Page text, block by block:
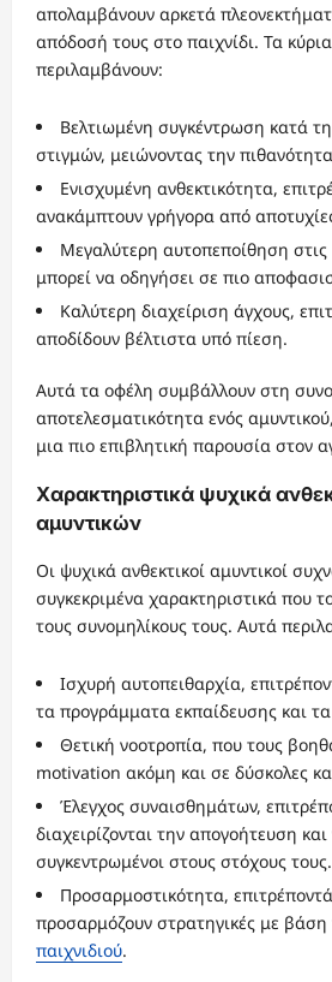
απολαμβάνουν αρκετά
απόδοσή τους στο παιχνίδι. Τα
περιλαμβάνουν:
Βελτιωμένη συγκέντρωση κατά
στιγμών, μειώνοντας την
Ενισχυμένη ανθεκτικότητα,
ανακάμπτουν γρήγορα από
Μεγαλύτερη αυτοπεποίθηση στις
μπορεί να οδηγήσει σε πιο
Καλύτερη διαχείριση άγχους,
αποδίδουν βέλτιστα υπό πίεση.
Αυτά τα οφέλη συμβάλλουν στη
αποτελεσματικότητα ενός
μια πιο επιβλητική παρουσία στον
Χαρακτηριστικά ψυχικά
αμυντικών
Οι ψυχικά ανθεκτικοί αμυντικοί
συγκεκριμένα χαρακτηριστικά που
τους συνομηλίκους τους. Αυτά
Ισχυρή αυτοπειθαρχία,
τα προγράμματα εκπαίδευσης και τα
Θετική νοοτροπία, που τους
motivation ακόμη και σε δύσκολες
Έλεγχος συναισθημάτων,
διαχειρίζονται την απογοήτευση
συγκεντρωμένοι στους στόχους τους.
Προσαρμοστικότητα,
προσαρμόζουν στρατηγικές με βάση
παιχνιδιού.